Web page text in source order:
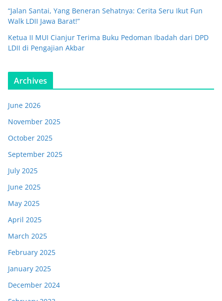
“Jalan Santai, Yang Beneran Sehatnya: Cerita Seru Ikut Fun
Walk LDII Jawa Barat!”
Ketua II MUI Cianjur Terima Buku Pedoman Ibadah dari DPD
LDII di Pengajian Akbar
Archives
June 2026
November 2025
October 2025
September 2025
July 2025
June 2025
May 2025
April 2025
March 2025
February 2025
January 2025
December 2024